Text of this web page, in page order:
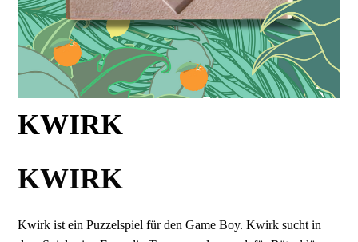
KWIRK
KWIRK
Kwirk ist ein Puzzelspiel für den Game Boy. Kwirk sucht in